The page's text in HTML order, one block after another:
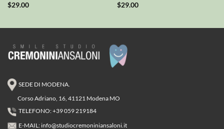
Valutato
$29.00
Valutato
$29.00
SEDE DI MODENA.
Corso Adriano, 16, 41121 Modena MO
TELEFONO: +39 059 219184
E-MAIL: info@studiocremoniniansaloni.it